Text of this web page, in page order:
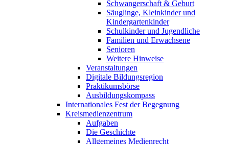
Schwangerschaft & Geburt
Säuglinge, Kleinkinder und
Kindergartenkinder
Schulkinder und Jugendliche
Familien und Erwachsene
Senioren
Weitere Hinweise
Veranstaltungen
Digitale Bildungsregion
Praktikumsbörse
Ausbildungskompass
Internationales Fest der Begegnung
Kreismedienzentrum
Aufgaben
Die Geschichte
Allgemeines Medienrecht